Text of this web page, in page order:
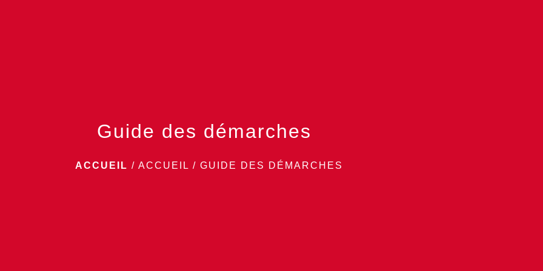
Guide des démarches
ACCUEIL / ACCUEIL / GUIDE DES DÉMARCHES